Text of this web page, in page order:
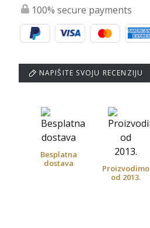
100% secure payments
NAPIŠITE SVOJU RECENZIJU
Besplatna
dostava
Proizvodimo
od 2013.